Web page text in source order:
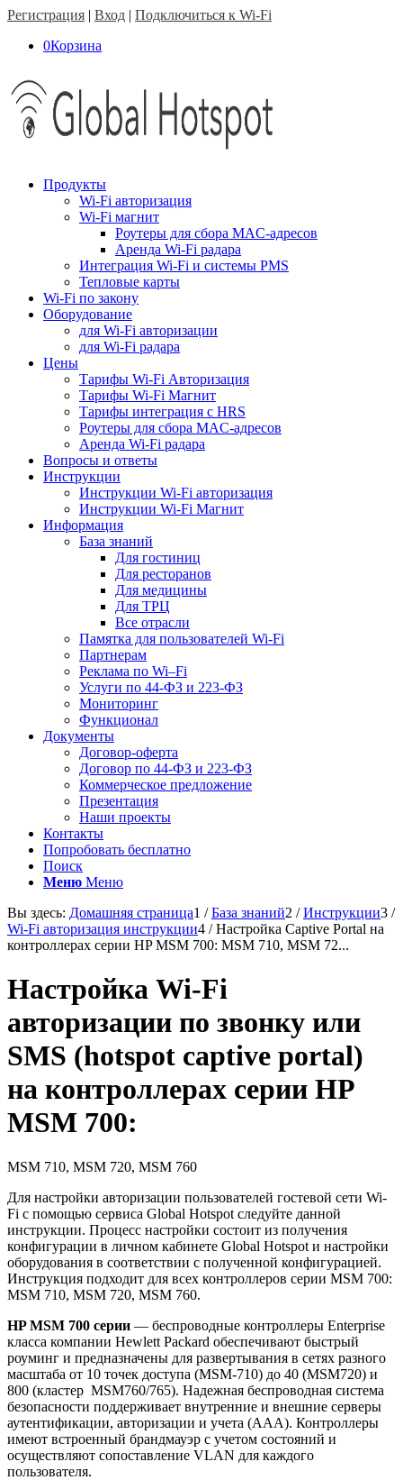
Регистрация | Вход | Подключиться к Wi-Fi
0Корзина
Продукты
Wi-Fi авторизация
Wi-Fi магнит
Роутеры для сбора MAC-адресов
Аренда Wi-Fi радара
Интеграция Wi-Fi и системы PMS
Тепловые карты
Wi-Fi по закону
Оборудование
для Wi-Fi авторизации
для Wi-Fi радара
Цены
Тарифы Wi-Fi Авторизация
Тарифы Wi-Fi Магнит
Тарифы интеграция с HRS
Роутеры для сбора MAC-адресов
Аренда Wi-Fi радара
Вопросы и ответы
Инструкции
Инструкции Wi-Fi авторизация
Инструкции Wi-Fi Магнит
Информация
База знаний
Для гостиниц
Для ресторанов
Для медицины
Для ТРЦ
Все отрасли
Памятка для пользователей Wi-Fi
Партнерам
Реклама по Wi–Fi
Услуги по 44-ФЗ и 223-ФЗ
Мониторинг
Функционал
Документы
Договор-оферта
Договор по 44-ФЗ и 223-ФЗ
Коммерческое предложение
Презентация
Наши проекты
Контакты
Попробовать бесплатно
Поиск
Меню Меню
Вы здесь: Домашняя страница1 / База знаний2 / Инструкции3 /
Wi-Fi авторизация инструкции4 / Настройка Captive Portal на
контроллерах серии HP MSM 700: MSM 710, MSM 72...
Настройка Wi-Fi
авторизации по звонку или
SMS (hotspot captive portal)
на контроллерах серии HP
MSM 700:
MSM 710, MSM 720, MSM 760
Для настройки авторизации пользователей гостевой сети Wi-
Fi с помощью сервиса Global Hotspot следуйте данной
инструкции. Процесс настройки состоит из получения
конфигурации в личном кабинете Global Hotspot и настройки
оборудования в соответствии с полученной конфигурацией.
Инструкция подходит для всех контроллеров серии MSM 700:
MSM 710, MSM 720, MSM 760.
HP MSM 700 серии — беспроводные контроллеры Enterprise
класса компании Hewlett Packard обеспечивают быстрый
роуминг и предназначены для развертывания в сетях разного
масштаба от 10 точек доступа (MSM-710) до 40 (MSM720) и
800 (кластер MSM760/765). Надежная беспроводная система
безопасности поддерживает внутренние и внешние серверы
аутентификации, авторизации и учета (AAA). Контроллеры
имеют встроенный брандмауэр с учетом состояний и
осуществляют сопоставление VLAN для каждого
пользователя.